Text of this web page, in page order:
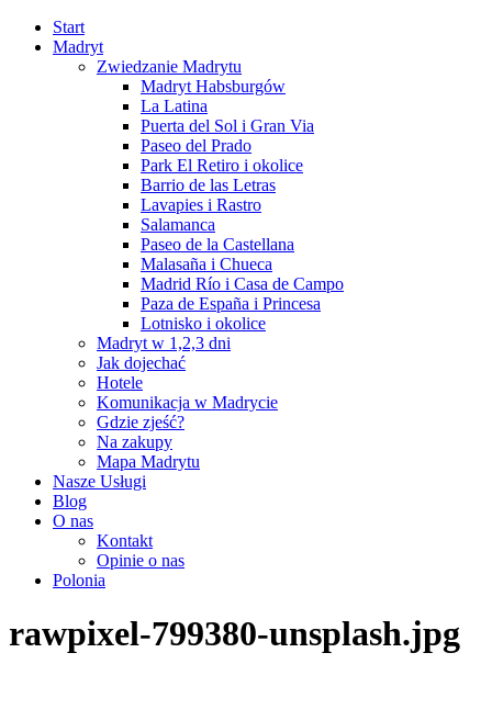
Start
Madryt
Zwiedzanie Madrytu
Madryt Habsburgów
La Latina
Puerta del Sol i Gran Via
Paseo del Prado
Park El Retiro i okolice
Barrio de las Letras
Lavapies i Rastro
Salamanca
Paseo de la Castellana
Malasaña i Chueca
Madrid Río i Casa de Campo
Paza de España i Princesa
Lotnisko i okolice
Madryt w 1,2,3 dni
Jak dojechać
Hotele
Komunikacja w Madrycie
Gdzie zjeść?
Na zakupy
Mapa Madrytu
Nasze Usługi
Blog
O nas
Kontakt
Opinie o nas
Polonia
rawpixel-799380-unsplash.jpg